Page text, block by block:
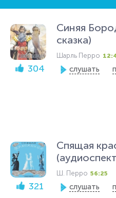
304
Синяя
сказка)
Шарль Перро
слушать
321
Спящая
Ш. Перро 56:25
слушать